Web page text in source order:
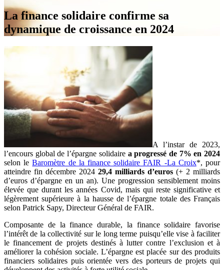
La finance solidaire confirme sa
dynamique de croissance en 2024
A l’instar de 2023,
l’encours global de l’épargne solidaire a progressé de 7% en 2024
selon leBaromètre de la finance solidaire FAIR -La Croix*, pour
atteindre fin décembre 2024 29,4 milliards d’euros (+ 2 milliards
d’euros d’épargne en un an). Une progression sensiblement moins
élevée que durant les années Covid, mais qui reste significative et
légèrement supérieure à la hausse de l’épargne totale des Français
selon Patrick Sapy, Directeur Général de FAIR.
Composante de la finance durable, la finance solidaire favorise
l’intérêt de la collectivité sur le long terme puisqu’elle vise à faciliter
le financement de projets destinés à lutter contre l’exclusion et à
améliorer la cohésion sociale. L’épargne est placée sur des produits
financiers solidaires puis orientée vers des porteurs de projets qui